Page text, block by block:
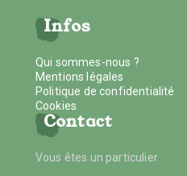
Infos
Qui sommes-nous ?
Mentions légales
Politique de confidentialité
Cookies
Contact
Vous êtes un particulier